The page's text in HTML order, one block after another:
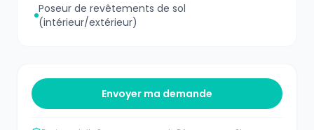
Poseur de revêtements de sol
(intérieur/extérieur)
Envoyer ma demande